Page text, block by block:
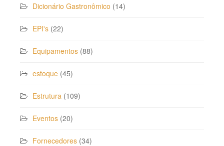
Dicionário Gastronômico (14)
EPI's (22)
Equipamentos (88)
estoque (45)
Estrutura (109)
Eventos (20)
Fornecedores (34)